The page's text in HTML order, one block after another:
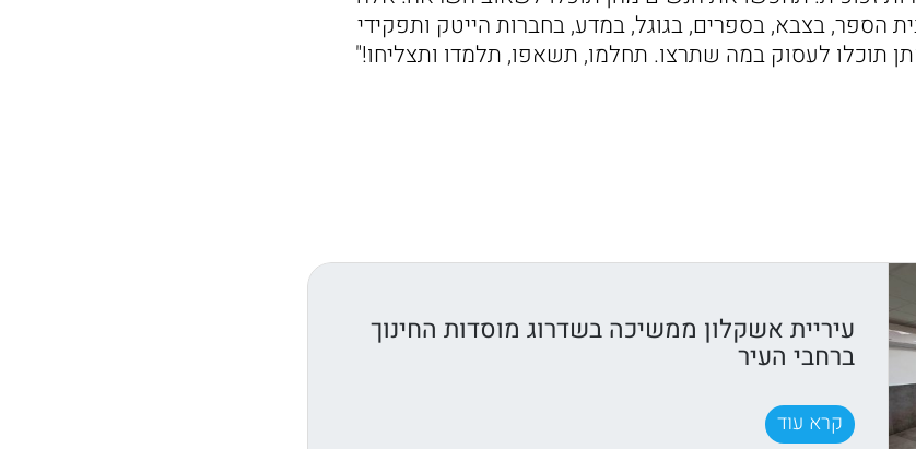
הספר, בצבא, בספרים, בגוגל, במדע, בחברות הייטק ותפקידי
תוכלו לעסוק במה שתרצו. תחלמו, תשאפו, תלמדו ותצליחו!"
עיריית אשקלון ממשיכה בשדרוג מוסדות החינוך
ברחבי העיר
קרא עוד